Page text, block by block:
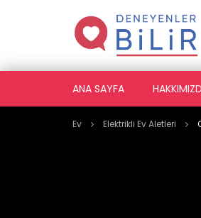
ANA SAYFA
Ev Elektrikli Ev Aletleri